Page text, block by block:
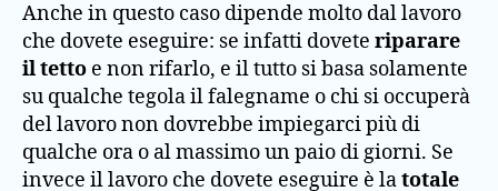
Anche in questo caso dipende molto dal lavoro
che dovete eseguire: se infatti dovete riparare
il tetto e non rifarlo, e il tutto si basa solamente
su qualche tegola il falegname o chi si occuperà
del lavoro non dovrebbe impiegarci più di
qualche ora o al massimo un paio di giorni. Se
invece il lavoro che dovete eseguire è latotale